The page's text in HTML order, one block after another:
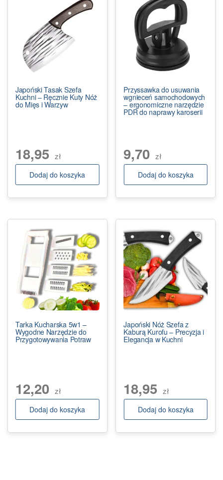
Japoński Tasak Szefa
Kuchni – Ręcznie Kuty Nóż
do Mięs i Warzyw
18,95 zł
Dodaj do koszyka
Przyssawka do usuwania
wgnieceń samochodowych
– ergonomiczne narzędzie
PDR do naprawy karoserii
9,70 zł
Dodaj do koszyka
Tarka Kucharska 5w1 –
Wygodne Narzędzie do
Przygotowywania Potraw
12,20 zł
Dodaj do koszyka
Japoński Nóż Szefa z
Kaburą Kurofu – Precyzja i
Elegancja w Kuchni
18,95 zł
Dodaj do koszyka